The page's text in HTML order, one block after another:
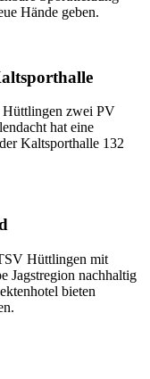
Hände geben.
Hüttlingen zwei PV
hat eine
Kaltsporthalle 132
Hüttlingen mit
Jagstregion nachhaltig
bieten